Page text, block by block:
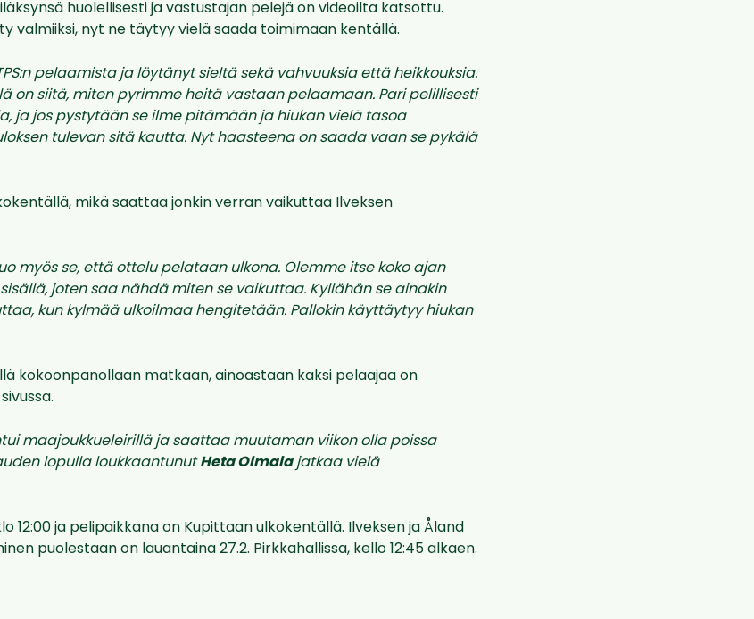
huolellisesti ja vastustajan pelejä on videoilta katsottu.
valmiiksi, nyt ne täytyy vielä saada toimimaan kentällä.
pelaamista ja löytänyt sieltä sekä vahvuuksia että heikkouksia.
on siitä, miten pyrimme heitä vastaan pelaamaan. Pari pelillisesti
ja jos pystytään se ilme pitämään ja hiukan vielä tasoa
tulevan sitä kautta. Nyt haasteena on saada vaan se pykälä
mikä saattaa jonkin verran vaikuttaa Ilveksen
myös se, että ottelu pelataan ulkona. Olemme itse koko ajan
joten saa nähdä miten se vaikuttaa. Kyllähän se ainakin
kun kylmää ulkoilmaa hengitetään. Pallokin käyttäytyy hiukan
kokoonpanollaan matkaan, ainoastaan kaksi pelaajaa on
maajoukkueleirillä ja saattaa muutaman viikon olla poissa
lopulla loukkaantunutHeta Olmalajatkaa vielä
12:00 ja pelipaikkana on Kupittaan ulkokentällä. Ilveksen ja Åland
puolestaan on lauantaina 27.2. Pirkkahallissa, kello 12:45 alkaen.